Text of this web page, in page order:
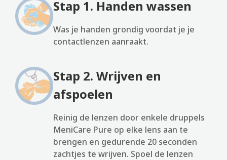
Stap 1. Handen wassen
Was je handen grondig voordat je je
contactlenzen aanraakt.
Stap 2. Wrijven en
afspoelen
Reinig de lenzen door enkele druppels
MeniCare Pure op elke lens aan te
brengen en gedurende 20 seconden
zachtjes te wrijven. Spoel de lenzen